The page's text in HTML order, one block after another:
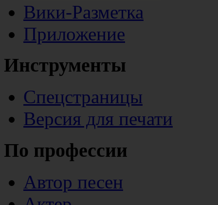
Вики-Разметка
Приложение
Инструменты
Спецстраницы
Версия для печати
По профессии
Автор песен